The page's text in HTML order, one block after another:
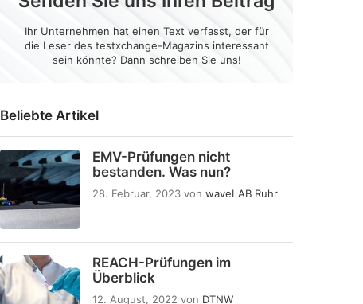
Beliebte Artikel
EMV-Prüfungen nicht
bestanden. Was nun?
28. Februar, 2023 von waveLAB Ruhr
REACH-Prüfungen im
Überblick
12. August, 2022 von DTNW
Ihr Unternehmen hat einen Text verfasst, der für
die Leser des testxchange-Magazins interessant
sein könnte? Dann schreiben Sie uns!